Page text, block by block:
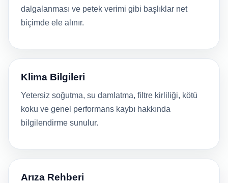
dalgalanması ve petek verimi gibi başlıklar net
biçimde ele alınır.
Klima Bilgileri
Yetersiz soğutma, su damlatma, filtre kirliliği, kötü
koku ve genel performans kaybı hakkında
bilgilendirme sunulur.
Arıza Rehberi